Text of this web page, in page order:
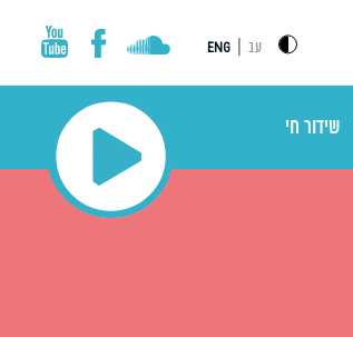
עב ENG
שידור חי